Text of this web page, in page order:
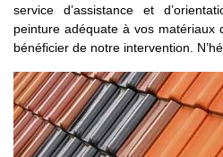
service d’assistance et
peinture adéquate à vos matériaux
bénéficier de notre intervention.